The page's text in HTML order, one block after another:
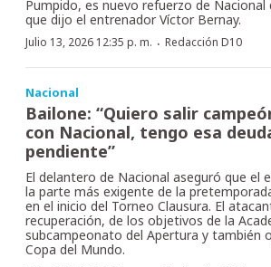
Pumpido, es nuevo refuerzo de Nacional
que dijo el entrenador Víctor Bernay.
Julio 13, 2026 12:35 p. m. · Redacción D10
Nacional
Bailone: “Quiero salir
con Nacional, tengo esa
pendiente”
El delantero de Nacional aseguró que el
la parte más exigente de la
en el inicio del Torneo Clausura. El
recuperación, de los objetivos de la
subcampeonato del Apertura y también
Copa del Mundo.